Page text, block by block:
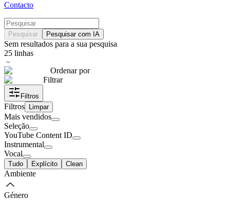
Contacto
Pesquisar Pesquisar com IA
Sem resultados para a sua pesquisa
25 linhas
Ordenar por
Filtrar
Filtros
Filtros Limpar
Mais vendidos
Seleção
YouTube Content ID
Instrumental
Vocal
Tudo Explícito Clean
Ambiente
Género